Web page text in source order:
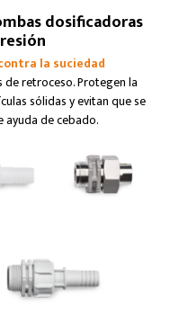
dosificadoras
la suciedad
de retroceso. Protegen la
sólidas y evitan que se
ayuda de cebado.